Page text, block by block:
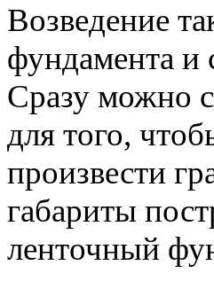
Возведение
фундамента и
Сразу можно
для того,
произвести
габариты
ленточный